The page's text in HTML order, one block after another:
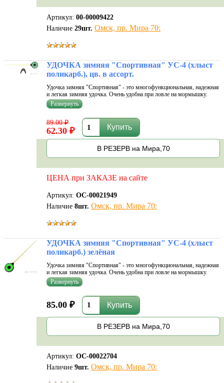
Артикул: 00-00009422
Наличие 29шт. Омск, пр. Мира 70:
УДОЧКА зимняя "Спортивная" УС-4 (хлыст
поликарб.), цв. в ассорт.
Удочка зимняя "Спортивная" - это многофункциональная, надежная
и легкая зимняя удочка. Очень удобна при ловле на мормышку.
Удочка не повреждает Вашу леску, наматывая ее на ось. Форма
ручки отлично ложиться в руку, что обеспечивает комфорт во время
89.00 ₽
62.30 ₽
В РЕЗЕРВ на Мира,70
ЦЕНА при ЗАКАЗЕ на сайте
Артикул: ОС-00021949
Наличие 8шт. Омск, пр. Мира 70:
УДОЧКА зимняя "Спортивная" УС-4 (хлыст
поликарб.) зелёная
Удочка зимняя "Спортивная" - это многофункциональная, надежная
и легкая зимняя удочка. Очень удобна при ловле на мормышку.
Удочка не повреждает Вашу леску, наматывая ее на ось. Форма
ручки отлично ложиться в руку, что обеспечивает комфорт во время
85.00 ₽
В РЕЗЕРВ на Мира,70
Артикул: ОС-00022704
Наличие 9шт. Омск, пр. Мира 70: